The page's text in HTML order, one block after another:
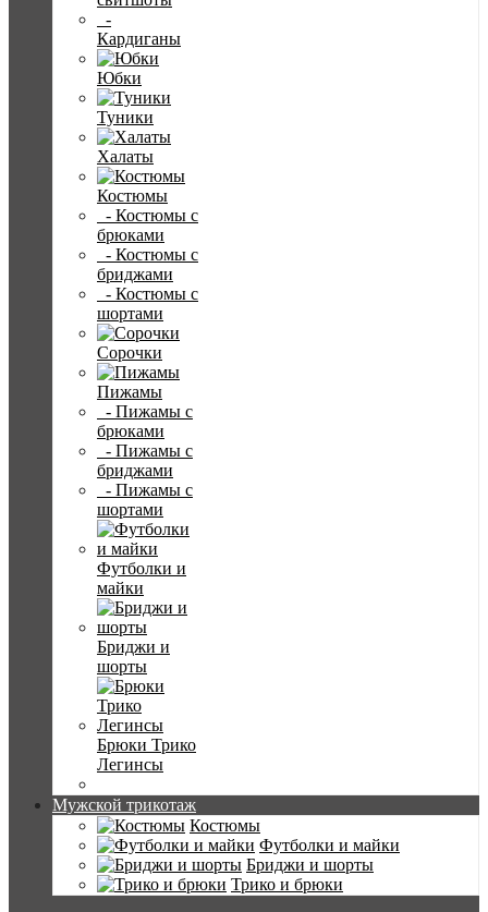
-
Кардиганы
Юбки
Туники
Халаты
Костюмы
- Костюмы с
брюками
- Костюмы с
бриджами
- Костюмы с
шортами
Сорочки
Пижамы
- Пижамы с
брюками
- Пижамы с
бриджами
- Пижамы с
шортами
Футболки и
майки
Бриджи и
шорты
Брюки Трико
Легинсы
Мужской трикотаж
Костюмы
Футболки и майки
Бриджи и шорты
Трико и брюки